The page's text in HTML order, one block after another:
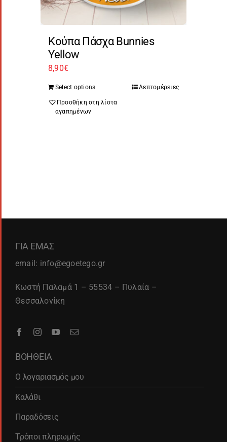
Κούπα Πάσχα Bunnies
Yellow
8,90€
Select options Λεπτομέρειες
Προσθήκη στη λίστα
αγαπημένων
ΓΙΑ ΕΜΑΣ
email: info@egoetego.gr
Κωστή Παλαμά 1 – 55534 – Πυλαία –
Θεσσαλονίκη
ΒΟΗΘΕΙΑ
Ο λογαριασμός μου
Καλάθι
Παραδόσεις
Τρόποι πληρωμής